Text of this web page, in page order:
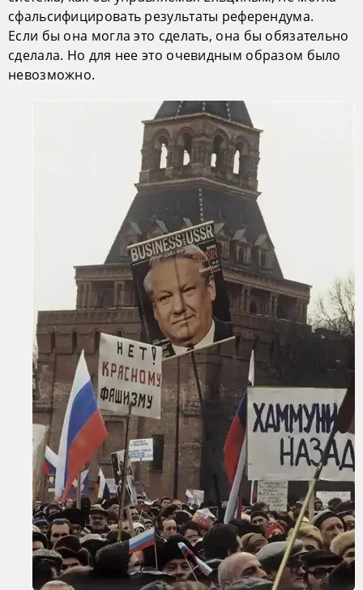
сфальсифицировать результаты референдума.
Если бы она могла это сделать, она бы обязательно
сделала. Но для нее это очевидным образом было
невозможно.